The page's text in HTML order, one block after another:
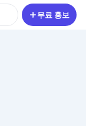
무료 홍보